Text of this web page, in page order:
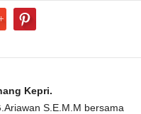
Kepri.
S.E.M.M bersama